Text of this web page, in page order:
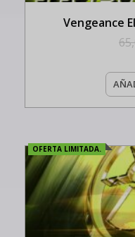
Vengeance
OFERTA LIMITADA.